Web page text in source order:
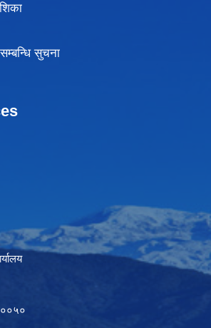
सुचना